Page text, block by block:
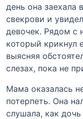
день она заехала
свекрови и
девочек. Рядом с
который крикнул
выясняя
слезах, пока не
Мама оказалась
потерпеть. Она
слушала, как